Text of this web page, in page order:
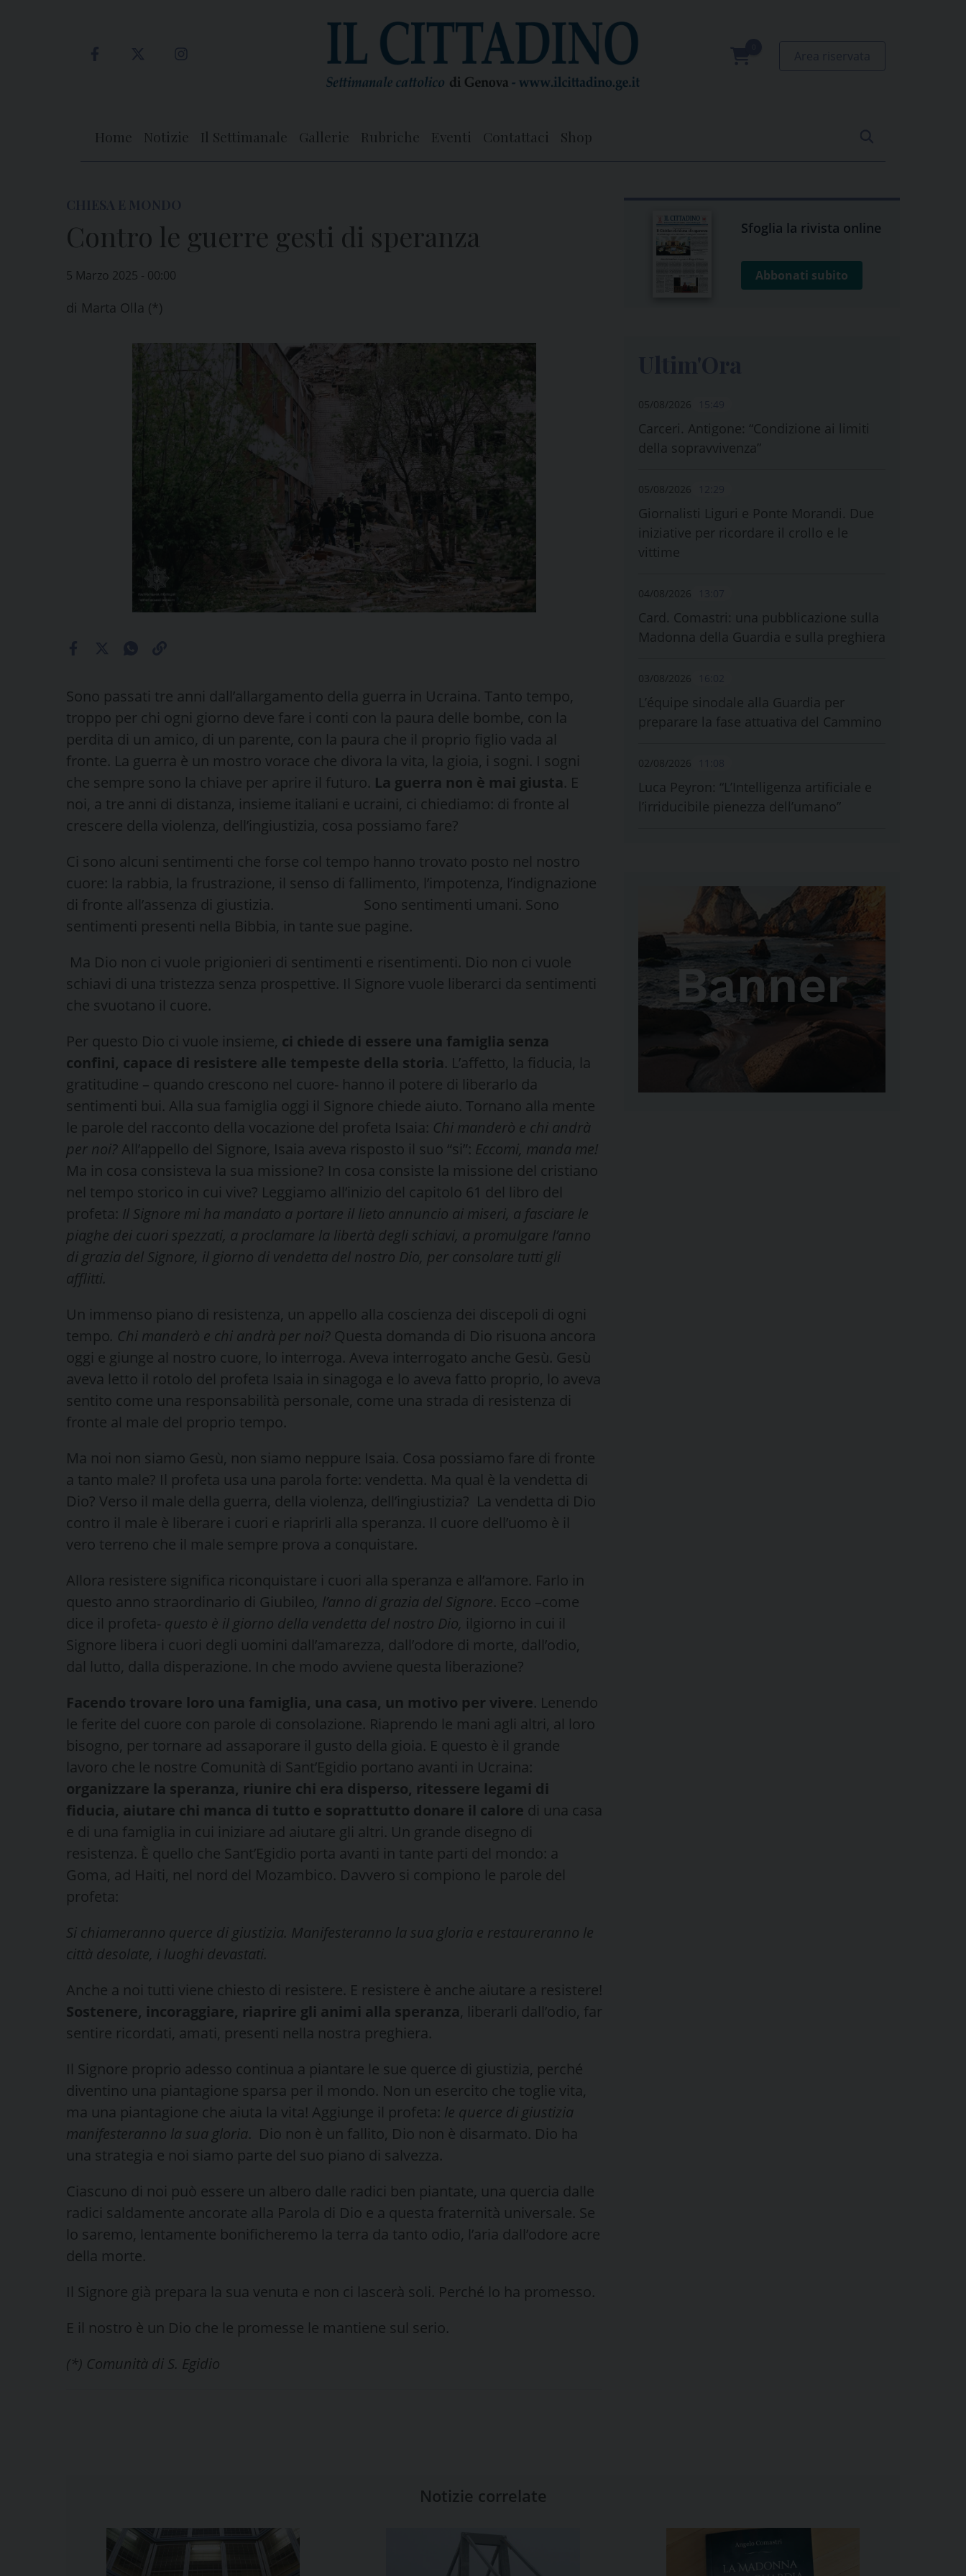
Home Notizie Il Settimanale Gallerie Rubriche Eventi Contattaci Shop
Contro le guerre gesti di speranza
5 Marzo 2025 - 00:00
di Marta Olla (*)
Sono passati tre anni dall’allargamento della guerra in Ucraina. Tanto tempo,
troppo per chi ogni giorno deve fare i conti con la paura delle bombe, con la
perdita di un amico, di un parente, con la paura che il proprio figlio vada al
fronte. La guerra è un mostro vorace che divora la vita, la gioia, i sogni. I sogni
che sempre sono la chiave per aprire il futuro. La guerra non è mai giusta. E
noi, a tre anni di distanza, insieme italiani e ucraini, ci chiediamo: di fronte al
crescere della violenza, dell’ingiustizia, cosa possiamo fare?
Ci sono alcuni sentimenti che forse col tempo hanno trovato posto nel nostro
cuore: la rabbia, la frustrazione, il senso di fallimento, l’impotenza, l’indignazione
di fronte all’assenza di giustizia. Sono sentimenti umani. Sono
sentimenti presenti nella Bibbia, in tante sue pagine.
Ma Dio non ci vuole prigionieri di sentimenti e risentimenti. Dio non ci vuole
schiavi di una tristezza senza prospettive. Il Signore vuole liberarci da sentimenti
che svuotano il cuore.
Per questo Dio ci vuole insieme, ci chiede di essere una famiglia senza
confini, capace di resistere alle tempeste della storia. L’affetto, la fiducia, la
gratitudine – quando crescono nel cuore- hanno il potere di liberarlo da
sentimenti bui. Alla sua famiglia oggi il Signore chiede aiuto. Tornano alla mente
le parole del racconto della vocazione del profeta Isaia: Chi manderò e chi andrà
per noi? All’appello del Signore, Isaia aveva risposto il suo “si”: Eccomi, manda me!
Ma in cosa consisteva la sua missione? In cosa consiste la missione del cristiano
nel tempo storico in cui vive? Leggiamo all’inizio del capitolo 61 del libro del
profeta: Il Signore mi ha mandato a portare il lieto annuncio ai miseri, a fasciare le
piaghe dei cuori spezzati, a proclamare la libertà degli schiavi, a promulgare l’anno
di grazia del Signore, il giorno di vendetta del nostro Dio, per consolare tutti gli
afflitti.
Un immenso piano di resistenza, un appello alla coscienza dei discepoli di ogni
tempo. Chi manderò e chi andrà per noi? Questa domanda di Dio risuona ancora
oggi e giunge al nostro cuore, lo interroga. Aveva interrogato anche Gesù. Gesù
aveva letto il rotolo del profeta Isaia in sinagoga e lo aveva fatto proprio, lo aveva
sentito come una responsabilità personale, come una strada di resistenza di
fronte al male del proprio tempo.
Ma noi non siamo Gesù, non siamo neppure Isaia. Cosa possiamo fare di fronte
a tanto male? Il profeta usa una parola forte: vendetta. Ma qual è la vendetta di
Dio? Verso il male della guerra, della violenza, dell’ingiustizia? La vendetta di Dio
contro il male è liberare i cuori e riaprirli alla speranza. Il cuore dell’uomo è il
vero terreno che il male sempre prova a conquistare.
Allora resistere significa riconquistare i cuori alla speranza e all’amore. Farlo in
questo anno straordinario di Giubileo, l’anno di grazia del Signore. Ecco –come
dice il profeta- questo è il giorno della vendetta del nostro Dio, ilgiorno in cui il
Signore libera i cuori degli uomini dall’amarezza, dall’odore di morte, dall’odio,
dal lutto, dalla disperazione. In che modo avviene questa liberazione?
Facendo trovare loro una famiglia, una casa, un motivo per vivere. Lenendo
le ferite del cuore con parole di consolazione. Riaprendo le mani agli altri, al loro
bisogno, per tornare ad assaporare il gusto della gioia. E questo è il grande
lavoro che le nostre Comunità di Sant’Egidio portano avanti in Ucraina:
organizzare la speranza, riunire chi era disperso, ritessere legami di
fiducia, aiutare chi manca di tutto e soprattutto donare il calore di una casa
e di una famiglia in cui iniziare ad aiutare gli altri. Un grande disegno di
resistenza. È quello che Sant’Egidio porta avanti in tante parti del mondo: a
Goma, ad Haiti, nel nord del Mozambico. Davvero si compiono le parole del
profeta:
Si chiameranno querce di giustizia. Manifesteranno la sua gloria e restaureranno le
città desolate, i luoghi devastati.
Anche a noi tutti viene chiesto di resistere. E resistere è anche aiutare a resistere!
Sostenere, incoraggiare, riaprire gli animi alla speranza, liberarli dall’odio, far
sentire ricordati, amati, presenti nella nostra preghiera.
Il Signore proprio adesso continua a piantare le sue querce di giustizia, perché
diventino una piantagione sparsa per il mondo. Non un esercito che toglie vita,
ma una piantagione che aiuta la vita! Aggiunge il profeta: le querce di giustizia
manifesteranno la sua gloria. Dio non è un fallito, Dio non è disarmato. Dio ha
una strategia e noi siamo parte del suo piano di salvezza.
Ciascuno di noi può essere un albero dalle radici ben piantate, una quercia dalle
radici saldamente ancorate alla Parola di Dio e a questa fraternità universale. Se
lo saremo, lentamente bonificheremo la terra da tanto odio, l’aria dall’odore acre
della morte.
Il Signore già prepara la sua venuta e non ci lascerà soli. Perché lo ha promesso.
E il nostro è un Dio che le promesse le mantiene sul serio.
(*) Comunità di S. Egidio
Sfoglia la rivista online
Abbonati subito
05/08/2026
Carceri. Antigone: “Condizione ai limiti
della sopravvivenza”
05/08/2026
Giornalisti Liguri e Ponte Morandi. Due
iniziative per ricordare il crollo e le
vittime
04/08/2026
Card. Comastri: una pubblicazione sulla
Madonna della Guardia e sulla preghiera
03/08/2026
L’équipe sinodale alla Guardia per
preparare la fase attuativa del Cammino
02/08/2026
Luca Peyron: “L’Intelligenza artificiale e
l’irriducibile pienezza dell’umano”
Notizie correlate